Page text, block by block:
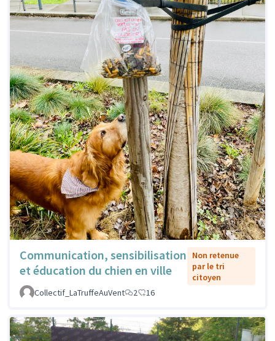
Communication, sensibilisation
et éducation du chien en ville
Non retenue
par le tri
citoyen
Collectif_LaTruffeAuVent
2 16